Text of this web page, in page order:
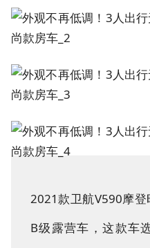
2021款卫航V590摩
B级露营车，这款车